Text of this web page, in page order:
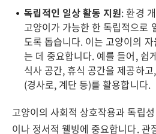
독립적인 일상 활동 지원: 환경
고양이가 가능한 한 독립적으로
도록 돕습니다. 이는 고양이의
는 데 중요합니다. 예를 들어, 쉽
식사 공간, 휴식 공간을 제공하
(경사로, 계단 등)를 활용합니다.
고양이의 사회적 상호작용과 독립
이나 정서적 웰빙에 중요합니다. 관